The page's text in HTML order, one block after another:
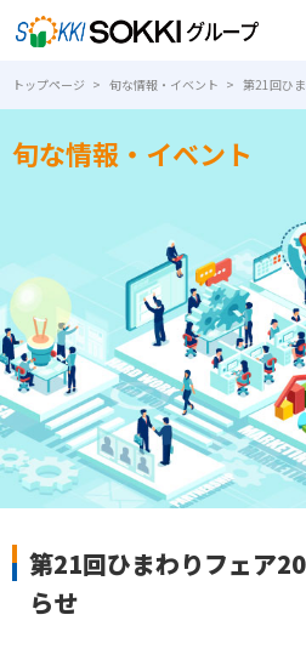
トップページ 旬な情報・イベント 第21回ひ
旬な情報・イベント
第21回ひまわりフェア
らせ